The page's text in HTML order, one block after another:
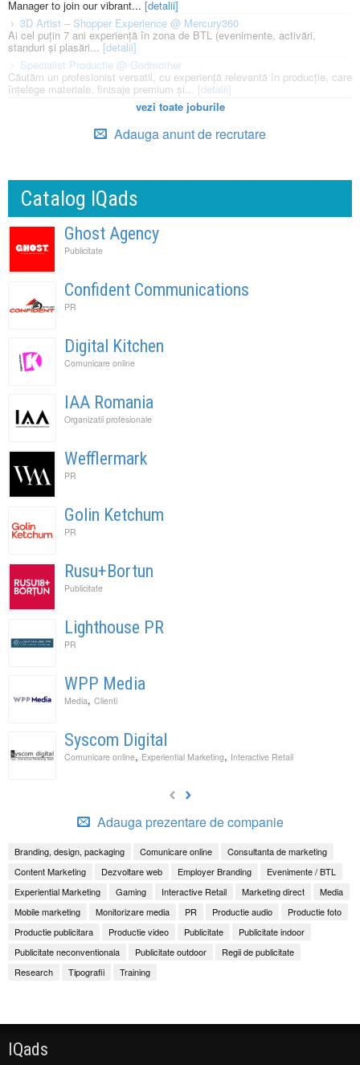
Manager to join our vibrant... [detalii]
3D Artist – Shopper Experience @ Mercury360
Ai cel puțin 7 ani experiență în zona de BTL (evenimente, activări,
standuri și plasări...[detalii]
Specialist Productie @ Godmother
Căutăm un profesionist versatil, cu experiență relevantă în producție, care
înțelege materiale, finisaje premium și... [detalii]
vezi toate joburile
Adauga anunt de recrutare
Catalog IQads
Ghost Agency
Publicitate
Confident Communications
PR
Digital Kitchen
Comunicare online
IAA Romania
Organizatii profesionale
Wefflermark
PR
Golin Ketchum
PR
Rusu+Bortun
Publicitate
Lighthouse PR
PR
WPP Media
Media, Clienti
Syscom Digital
Comunicare online, Experiential Marketing, Interactive Retail
Adauga prezentare de companie
Branding, design, packaging Comunicare online
Consultanta de marketing
Content Marketing
Dezvoltare web Employer Branding
Evenimente / BTL
Experiential Marketing
Gaming Interactive Retail Marketing direct
Media
Mobile marketing
Monitorizare media PR Productie audio
Productie foto
Productie publicitara
Productie video Publicitate
Publicitate indoor
Publicitate neconventionala
Publicitate outdoor
Regii de publicitate
Research
Tipografii Training
IQads